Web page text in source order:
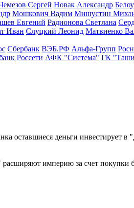
Сергей Новак Александр
Мошкович Вадим Мишустин
Евгений Радионова Светлана
Иван Слуцкий Леонид Матвиенко
Сбербанк ВЭБ.РФ Альфа-Групп
Россети АФК "Система" ГК
оставшиеся деньги инвестирует в
империю за счет покупки